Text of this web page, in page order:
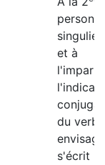
et à
du verbe
s'écrit